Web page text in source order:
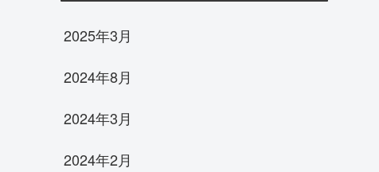
2025年3月
2024年8月
2024年3月
2024年2月